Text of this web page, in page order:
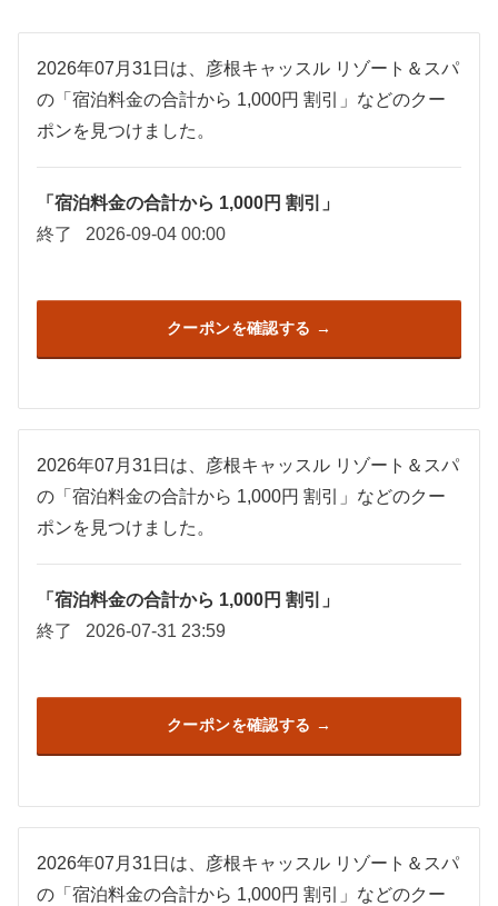
2026年07月31日は、彦根キャッスル リゾート＆スパ
の「宿泊料金の合計から 1,000円 割引」などのクー
ポンを見つけました。
「宿泊料金の合計から 1,000円 割引」
終了
2026-09-04 00:00
クーポンを確認する
2026年07月31日は、彦根キャッスル リゾート＆スパ
の「宿泊料金の合計から 1,000円 割引」などのクー
ポンを見つけました。
「宿泊料金の合計から 1,000円 割引」
終了
2026-07-31 23:59
クーポンを確認する
2026年07月31日は、彦根キャッスル リゾート＆スパ
の「宿泊料金の合計から 1,000円 割引」などのクー